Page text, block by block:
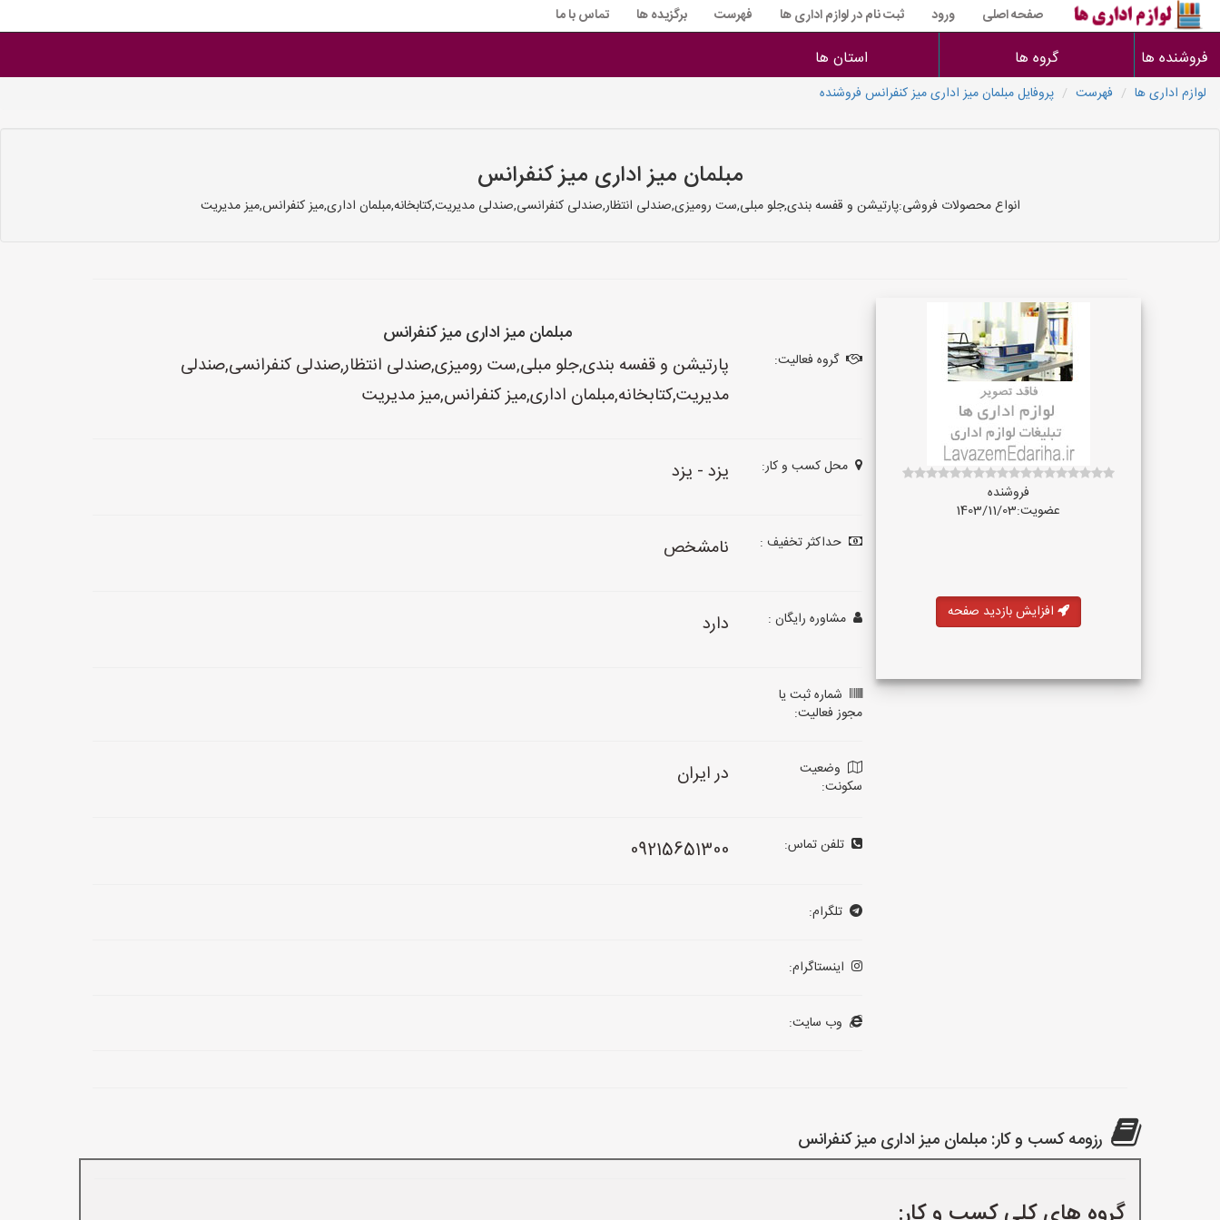
صفحه اصلی ورود ثبت نام در لوازم اداری ها فهرست برگزیده ها تماس با ما
فروشنده ها گروه ها استان ها
لوازم اداری ها فهرست پروفایل مبلمان میز اداری میز کنفرانس فروشنده
مبلمان میز اداری میز کنفرانس
انواع محصولات فروشی:پارتیشن و قفسه بندی,جلو مبلی,ست رومیزی,صندلی انتظار,صندلی کنفرانسی,صندلی مدیریت,کتابخانه,مبلمان اداری,میز کنفرانس,میز مدیریت
فروشنده
عضویت:1403/11/03
افزایش بازدید صفحه
مبلمان میز اداری میز کنفرانس
گروه فعالیت:
پارتیشن و قفسه بندی,جلو مبلی,ست رومیزی,صندلی انتظار,صندلی کنفرانسی,صندلی
مدیریت,کتابخانه,مبلمان اداری,میز کنفرانس,میز مدیریت
محل کسب و کار: یزد - یزد
حداکثر تخفیف : نامشخص
مشاوره رایگان : دارد
شماره ثبت یا
مجوز فعالیت:
وضعیت
سکونت:
در ایران
تلفن تماس: 09215651300
تلگرام:
اینستاگرام:
وب سایت:
رزومه کسب و کار: مبلمان میز اداری میز کنفرانس